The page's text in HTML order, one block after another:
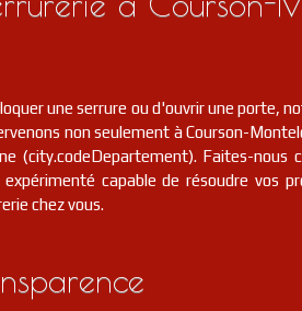
une serrure ou d'ouvrir une porte,
non seulement à Courson-
(city.codeDepartement). Faites-nous
capable de résoudre vos
chez vous.